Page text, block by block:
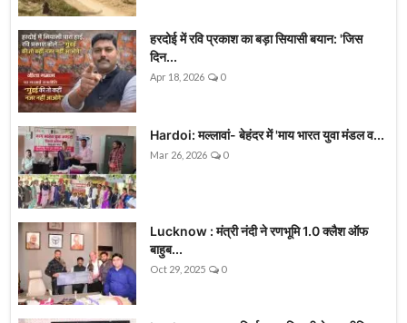
हरदोई में रवि प्रकाश का बड़ा सियासी बयान: 'जिस
दिन...
Apr 18, 2026 0
Hardoi: मल्लावां- बेहंदर में 'माय भारत युवा मंडल व...
Mar 26, 2026 0
Lucknow : मंत्री नंदी ने रणभूमि 1.0 क्लैश ऑफ
बाहुब...
Oct 29, 2025 0